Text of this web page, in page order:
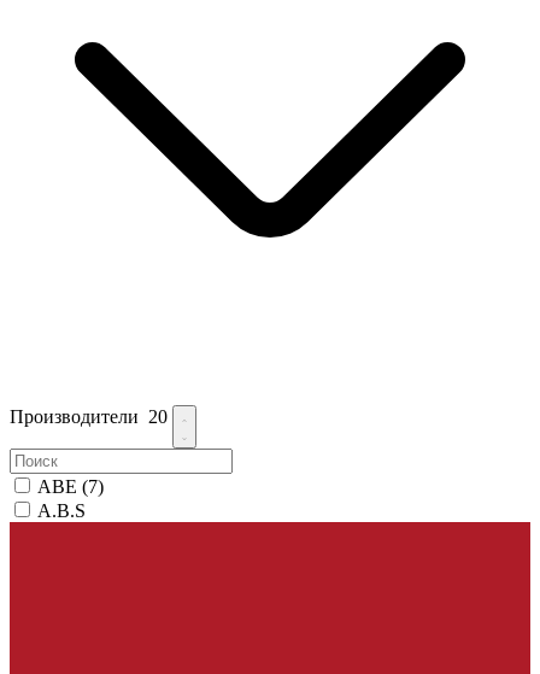
Производители 20
ABE (7)
A.B.S